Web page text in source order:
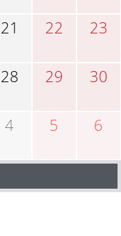
21 22 23
28 29 30
4 5 6